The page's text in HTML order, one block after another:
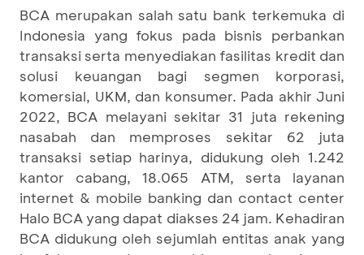
BCA merupakan salah satu bank terkemuka di
Indonesia yang fokus pada bisnis perbankan
transaksi serta menyediakan fasilitas kredit dan
solusi keuangan bagi segmen korporasi,
komersial, UKM, dan konsumer. Pada akhir Juni
2022, BCA melayani sekitar 31 juta rekening
nasabah dan memproses sekitar 62 juta
transaksi setiap harinya, didukung oleh 1.242
kantor cabang, 18.065 ATM, serta layanan
internet & mobile banking dan contact center
Halo BCA yang dapat diakses 24 jam. Kehadiran
BCA didukung oleh sejumlah entitas anak yang